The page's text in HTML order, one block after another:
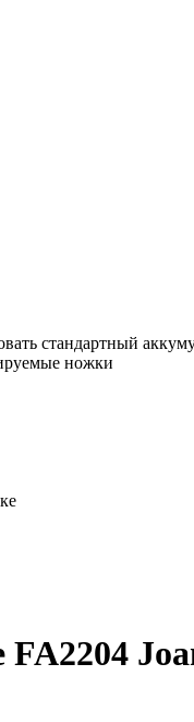
стандартный
ножки
FA2204